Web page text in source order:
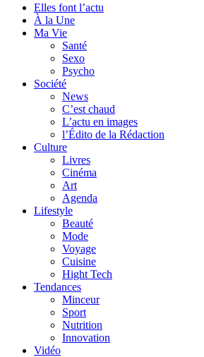
Elles font l’actu
À la Une
Ma Vie
Santé
Sexo
Psycho
Société
News
C’est chaud
L’actu en images
l’Édito de la Rédaction
Culture
Livres
Cinéma
Art
Agenda
Lifestyle
Beauté
Mode
Voyage
Cuisine
Hight Tech
Tendances
Minceur
Sport
Nutrition
Innovation
Vidéo